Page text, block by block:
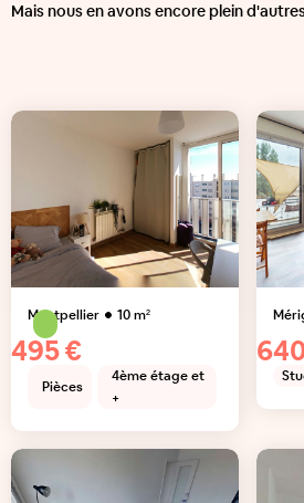
Mais nous en avons encore plein
Montpellier 10m²
495 €
Pièces
4ème étage et
+